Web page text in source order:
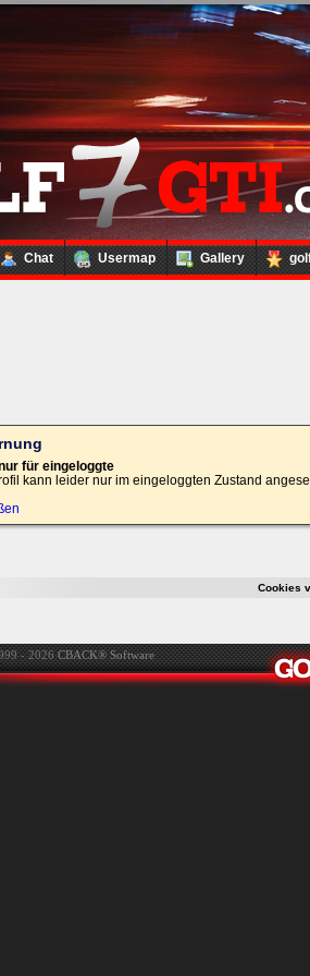
Chat Usermap Gallery
Loginbox
Trage
bitte
in
die
nachfolgenden
Felder
Deinen
Benutzernamen
und
Kennwort
ein,
um
Bei jedem Besuch
automatisch einloggen.
für eingeloggte
kann leider nur im eingeloggten Zustand
Cookies
- 2026CBACK® Software